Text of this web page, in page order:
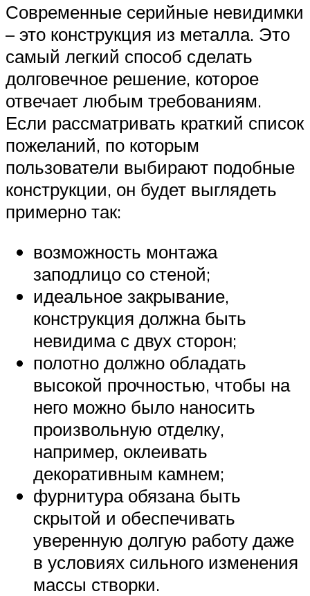
Современные серийные невидимки
– это конструкция из металла. Это
самый легкий способ сделать
долговечное решение, которое
отвечает любым требованиям.
Если рассматривать краткий список
пожеланий, по которым
пользователи выбирают подобные
конструкции, он будет выглядеть
примерно так:
возможность монтажа
заподлицо со стеной;
идеальное закрывание,
конструкция должна быть
невидима с двух сторон;
полотно должно обладать
высокой прочностью, чтобы на
него можно было наносить
произвольную отделку,
например, оклеивать
декоративным камнем;
фурнитура обязана быть
скрытой и обеспечивать
уверенную долгую работу даже
в условиях сильного изменения
массы створки.